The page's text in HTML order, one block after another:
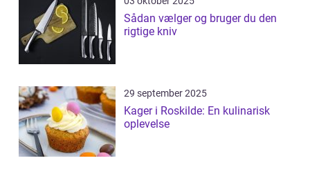
Sådan vælger og bruger du den
rigtige kniv
29 september 2025
Kager i Roskilde: En kulinarisk
oplevelse